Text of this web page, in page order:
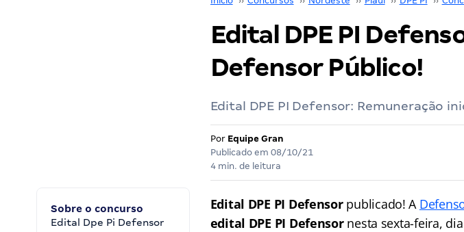
Edital DPE PI
Defensor Público!
Edital DPE PI Defensor: Remuneração
Por Equipe Gran
Publicado em 08/10/21
4 min. de leitura
Sobre o concurso
Edital Dpe Pi Defensor
Edital DPE PI Defensor publicado! A
edital DPE PI Defensornesta sexta-feira,